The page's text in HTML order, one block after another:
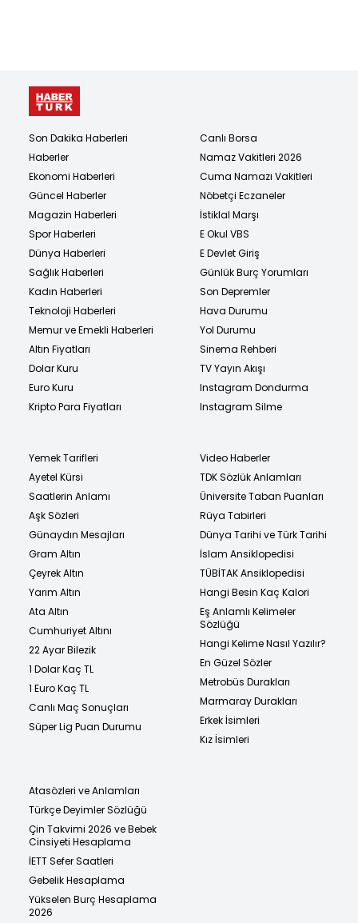
Son Dakika Haberleri
Haberler
Ekonomi Haberleri
Güncel Haberler
Magazin Haberleri
Spor Haberleri
Dünya Haberleri
Sağlık Haberleri
Kadın Haberleri
Teknoloji Haberleri
Memur ve Emekli Haberleri
Altın Fiyatları
Dolar Kuru
Euro Kuru
Kripto Para Fiyatları
Canlı Borsa
Namaz Vakitleri 2026
Cuma Namazı Vakitleri
Nöbetçi Eczaneler
İstiklal Marşı
E Okul VBS
E Devlet Giriş
Günlük Burç Yorumları
Son Depremler
Hava Durumu
Yol Durumu
Sinema Rehberi
TV Yayın Akışı
Instagram Dondurma
Instagram Silme
Yemek Tarifleri
Ayetel Kürsi
Saatlerin Anlamı
Aşk Sözleri
Günaydın Mesajları
Gram Altın
Çeyrek Altın
Yarım Altın
Ata Altın
Cumhuriyet Altını
22 Ayar Bilezik
1 Dolar Kaç TL
1 Euro Kaç TL
Canlı Maç Sonuçları
Süper Lig Puan Durumu
Video Haberler
TDK Sözlük Anlamları
Üniversite Taban Puanları
Rüya Tabirleri
Dünya Tarihi ve Türk Tarihi
İslam Ansiklopedisi
TÜBİTAK Ansiklopedisi
Hangi Besin Kaç Kalori
Eş Anlamlı Kelimeler
Sözlüğü
Hangi Kelime Nasıl Yazılır?
En Güzel Sözler
Metrobüs Durakları
Marmaray Durakları
Erkek İsimleri
Kız İsimleri
Atasözleri ve Anlamları
Türkçe Deyimler Sözlüğü
Çin Takvimi 2026 ve Bebek
Cinsiyeti Hesaplama
İETT Sefer Saatleri
Gebelik Hesaplama
Yükselen Burç Hesaplama
2026